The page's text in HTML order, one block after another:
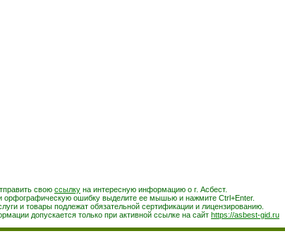
свою ссылку на интересную информацию о г. Асбест.
орфографическую ошибку выделите ее мышью и нажмите Ctrl+Enter.
и товары подлежат обязательной сертификации и лицензированию.
допускается только при активной ссылке на сайт https://asbest-gid.ru